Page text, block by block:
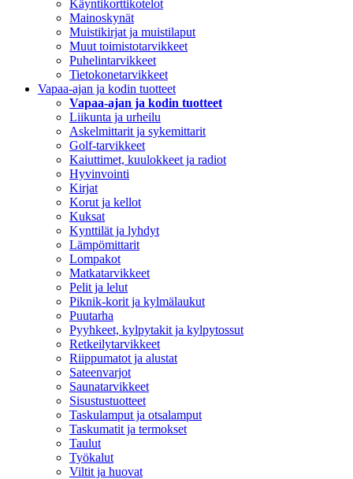
Käyntikorttikotelot
Mainoskynät
Muistikirjat ja muistilaput
Muut toimistotarvikkeet
Puhelintarvikkeet
Tietokonetarvikkeet
Vapaa-ajan ja kodin tuotteet
Vapaa-ajan ja kodin tuotteet
Liikunta ja urheilu
Askelmittarit ja sykemittarit
Golf-tarvikkeet
Kaiuttimet, kuulokkeet ja radiot
Hyvinvointi
Kirjat
Korut ja kellot
Kuksat
Kynttilät ja lyhdyt
Lämpömittarit
Lompakot
Matkatarvikkeet
Pelit ja lelut
Piknik-korit ja kylmälaukut
Puutarha
Pyyhkeet, kylpytakit ja kylpytossut
Retkeilytarvikkeet
Riippumatot ja alustat
Sateenvarjot
Saunatarvikkeet
Sisustustuotteet
Taskulamput ja otsalamput
Taskumatit ja termokset
Taulut
Työkalut
Viltit ja huovat